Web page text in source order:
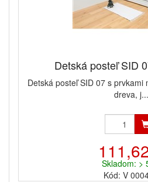
Detská posteľ SID
Detská posteľ SID 07 s prvkami
dreva, j...
Skladom: >
Kód: V